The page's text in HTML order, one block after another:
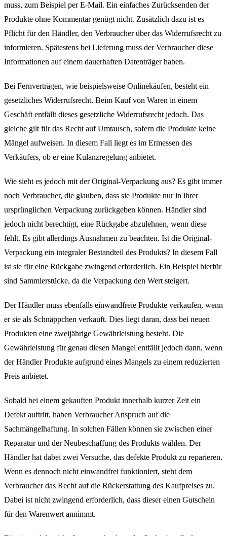
muss, zum Beispiel per E-Mail. Ein einfaches Zurücksenden der
Produkte ohne Kommentar genügt nicht. Zusätzlich dazu ist es
Pflicht für den Händler, den Verbraucher über das Widerrufsrecht zu
informieren. Spätestens bei Lieferung muss der Verbraucher diese
Informationen auf einem dauerhaften Datenträger haben.
Bei Fernverträgen, wie beispielsweise Onlinekäufen, besteht ein
gesetzliches Widerrufsrecht. Beim Kauf von Waren in einem
Geschäft entfällt dieses gesetzliche Widerrufsrecht jedoch. Das
gleiche gilt für das Recht auf Umtausch, sofern die Produkte keine
Mängel aufweisen. In diesem Fall liegt es im Ermessen des
Verkäufers, ob er eine Kulanzregelung anbietet.
Wie sieht es jedoch mit der Original-Verpackung aus? Es gibt immer
noch Verbraucher, die glauben, dass sie Produkte nur in ihrer
ursprünglichen Verpackung zurückgeben können. Händler sind
jedoch nicht berechtigt, eine Rückgabe abzulehnen, wenn diese
fehlt. Es gibt allerdings Ausnahmen zu beachten. Ist die Original-
Verpackung ein integraler Bestandteil des Produkts? In diesem Fall
ist sie für eine Rückgabe zwingend erforderlich. Ein Beispiel hierfür
sind Sammlerstücke, da die Verpackung den Wert steigert.
Der Händler muss ebenfalls einwandfreie Produkte verkaufen, wenn
er sie als Schnäppchen verkauft. Dies liegt daran, dass bei neuen
Produkten eine zweijährige Gewährleistung besteht. Die
Gewährleistung für genau diesen Mangel entfällt jedoch dann, wenn
der Händler Produkte aufgrund eines Mangels zu einem reduzierten
Preis anbietet.
Sobald bei einem gekauften Produkt innerhalb kurzer Zeit ein
Defekt auftritt, haben Verbraucher Anspruch auf die
Sachmängelhaftung. In solchen Fällen können sie zwischen einer
Reparatur und der Neubeschaffung des Produkts wählen. Der
Händler hat dabei zwei Versuche, das defekte Produkt zu reparieren.
Wenn es dennoch nicht einwandfrei funktioniert, steht dem
Verbraucher das Recht auf die Rückerstattung des Kaufpreises zu.
Dabei ist nicht zwingend erforderlich, dass dieser einen Gutschein
für den Warenwert annimmt.